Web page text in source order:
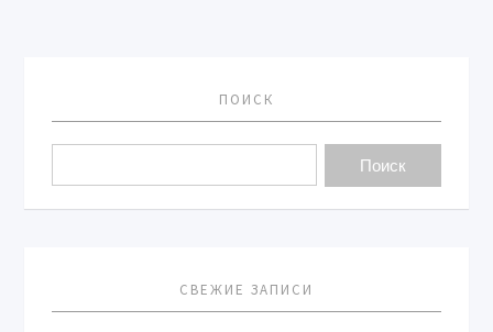
ПОИСК
СВЕЖИЕ ЗАПИСИ